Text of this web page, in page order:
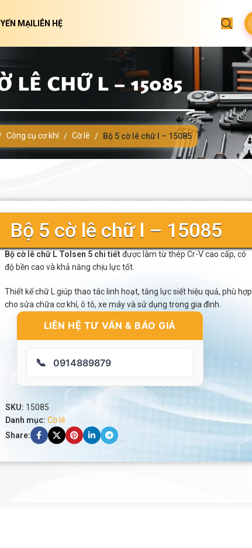
MẠILIÊN HỆ
LÊ CHỮ L – 15085
Công cụ cơ khí / Cờ lê / Bộ 5 cờ lê chữ l – 15085
Bộ 5 cờ lê chữ l – 15085
Bộ cờ lê chữ L Tolsen 5 chi tiết được làm từ thép Cr-V cao cấp, có
độ bền cao và khả năng chịu lực tốt.
Thiết kế chữ L giúp thao tác linh hoạt, tăng lực siết hiệu quả, phù hợp
cho sửa chữa cơ khí, ô tô, xe máy và sử dụng trong gia đình.
LIÊN HỆ TƯ VẤN & BÁO GIÁ
📞 0914889879
SKU: 15085
Danh mục: Cờ lê
Share: